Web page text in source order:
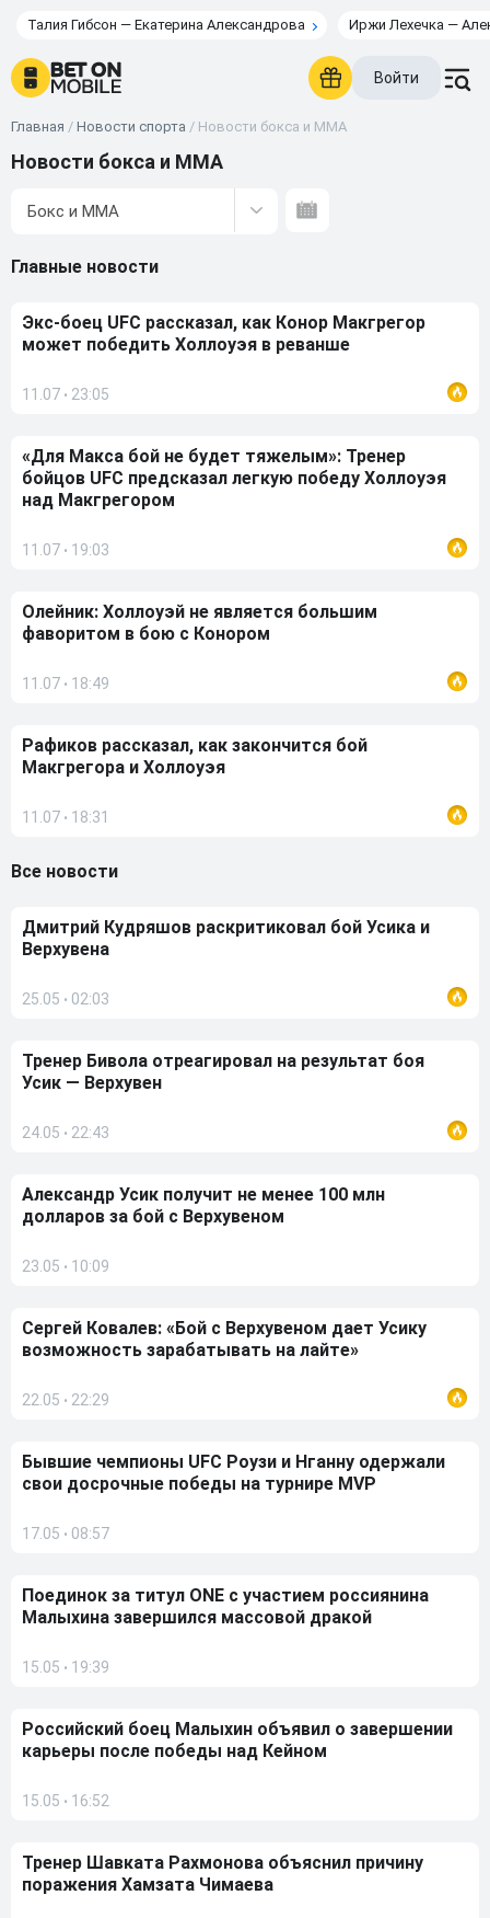
Талия Гибсон — Екатерина Александрова Иржи Лехечка —
Войти
Главная / Новости спорта / Новости бокса и ММА
Новости бокса и ММА
Бокс и ММА
Главные новости
Экс-боец UFC рассказал, как Конор Макгрегор
может победить Холлоуэя в реванше
11.07 • 23:05
«Для Макса бой не будет тяжелым»: Тренер
бойцов UFC предсказал легкую победу Холлоуэя
над Макгрегором
11.07 • 19:03
Олейник: Холлоуэй не является большим
фаворитом в бою с Конором
11.07 • 18:49
Рафиков рассказал, как закончится бой
Макгрегора и Холлоуэя
11.07 • 18:31
Все новости
Дмитрий Кудряшов раскритиковал бой Усика и
Верхувена
25.05 • 02:03
Тренер Бивола отреагировал на результат боя
Усик — Верхувен
24.05 • 22:43
Александр Усик получит не менее 100 млн
долларов за бой с Верхувеном
23.05 • 10:09
Сергей Ковалев: «Бой с Верхувеном дает Усику
возможность зарабатывать на лайте»
22.05 • 22:29
Бывшие чемпионы UFC Роузи и Нганну одержали
свои досрочные победы на турнире MVP
17.05 • 08:57
Поединок за титул ONE с участием россиянина
Малыхина завершился массовой дракой
15.05 • 19:39
Российский боец Малыхин объявил о завершении
карьеры после победы над Кейном
15.05 • 16:52
Тренер Шавката Рахмонова объяснил причину
поражения Хамзата Чимаева